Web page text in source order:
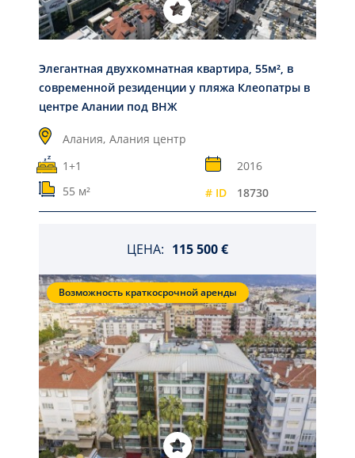
Элегантная двухкомнатная квартира, 55м², в
современной резиденции у пляжа Клеопатры в
центре Алании под ВНЖ
Алания, Алания центр
1+1
2016
55 м²
# ID 18730
ЦЕНА: 115 500 €
Возможность краткосрочной аренды